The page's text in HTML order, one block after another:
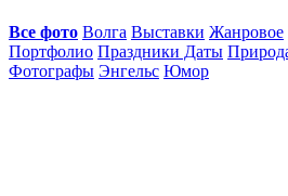
Все фото Волга Выставки Жанровое
Портфолио Праздники Даты
Фотографы Энгельс Юмор